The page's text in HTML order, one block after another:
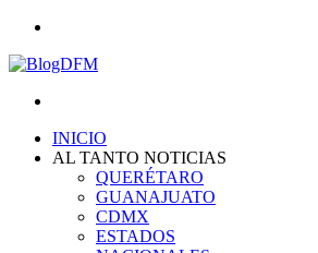
INICIO
AL TANTO NOTICIAS
QUERÉTARO
GUANAJUATO
CDMX
ESTADOS